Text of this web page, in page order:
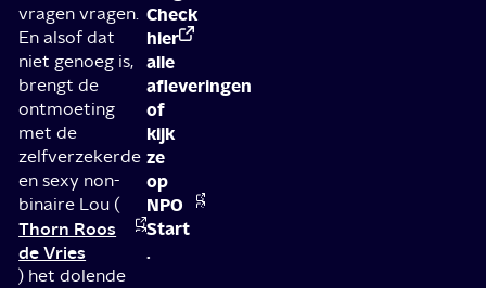
vragen vragen.
En alsof dat
niet genoeg is,
brengt de
ontmoeting
met de
zelfverzekerde
en sexy non-
binaire Lou (
Thorn Roos
de Vries
) het dolende
Check
hier
alle
afleveringen
of
kijk
ze
op
NPO
Start
.